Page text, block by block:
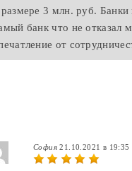
3 млн. руб.
банк что не отказал
от
София21.10.2021 в 19:35